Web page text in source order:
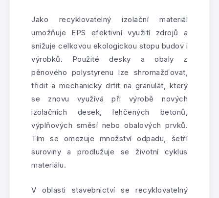
Jako recyklovatelný izolační materiál
umožňuje EPS efektivní využití zdrojů a
snižuje celkovou ekologickou stopu budov i
výrobků. Použité desky a obaly z
pěnového polystyrenu lze shromažďovat,
třidit a mechanicky drtit na granulát, který
se znovu využívá při výrobě nových
izolačních desek, lehčených betonů,
výplňových směsí nebo obalových prvků.
Tím se omezuje množství odpadu, šetří
suroviny a prodlužuje se životní cyklus
materiálu.
V oblasti stavebnictví se recyklovatelný